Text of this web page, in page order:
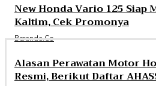
New Honda Vario 125 Siap
Kaltim, Cek Promonya
Beranda.co
Alasan Perawatan Motor
Resmi, Berikut Daftar